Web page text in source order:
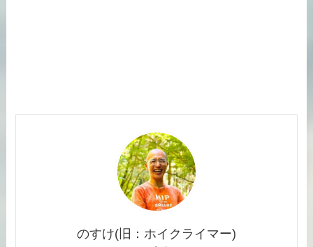
のすけ(旧：ホイクライマー)